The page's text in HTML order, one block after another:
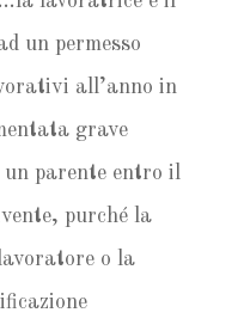
un permesso
all’anno in
grave
parente entro il
purché la
o la